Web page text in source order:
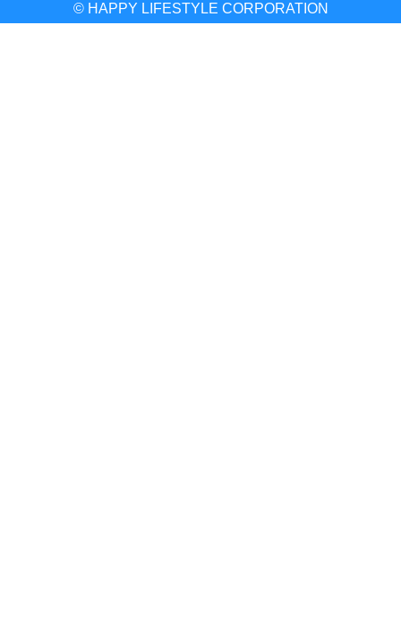
© HAPPY LIFESTYLE CORPORATION